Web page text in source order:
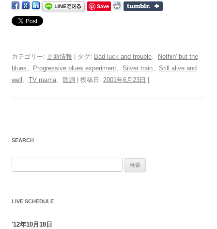
Save
カテゴリー: 更新情報 | タグ: Bad luck and trouble、
Nothin' but the
blues、 Progressive blues experiment、 Silver train、 Still alive and
well 、 TV mama、 歌詞 | 投稿日: 2001年6月23日
SEARCH
LIVE SCHEDULE
'12年10月18日